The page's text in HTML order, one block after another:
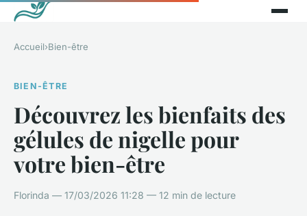
Accueil›Bien-être
BIEN-ÊTRE
Découvrez les bienfaits des
gélules de nigelle pour
votre bien-être
Florinda — 17/03/2026 11:28 — 12 min de lecture